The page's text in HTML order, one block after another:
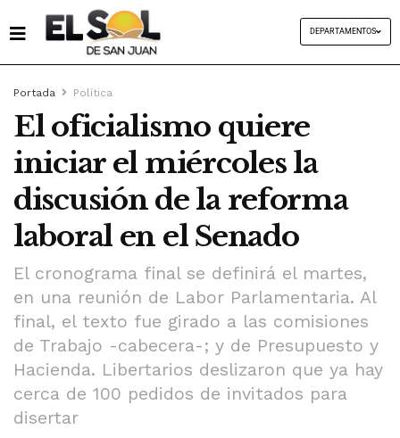
DEPARTAMENTOS
Portada Política
El oficialismo quiere
iniciar el miércoles la
discusión de la reforma
laboral en el Senado
El cronograma final se definirá el martes,
en una reunión de Labor Parlamentaria. Al
final, el texto fue girado a las comisiones
de Trabajo -cabecera-; y de Presupuesto y
Hacienda. Libertarios deslizaron que ya hay
cerca de 100 pedidos de invitados para
disertar